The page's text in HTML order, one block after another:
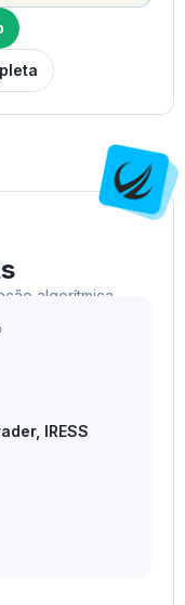
algorítmica.
IRESS